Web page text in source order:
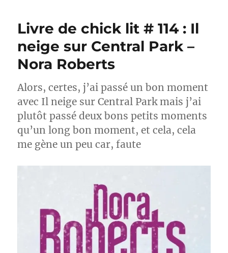
:
sur
plusieurs
mois
shopping
Livre de chick lit # 114 : Il
neige sur Central Park –
Nora Roberts
Alors, certes, j’ai passé un bon moment
avec Il neige sur Central Park mais j’ai
plutôt passé deux bons petits moments
qu’un long bon moment, et cela, cela
me gène un peu car, faute